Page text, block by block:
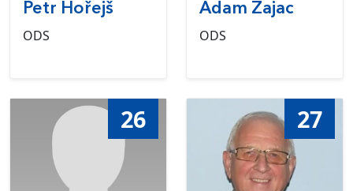
Petr Hořejš
ODS
Adam Zajac
ODS
26 27